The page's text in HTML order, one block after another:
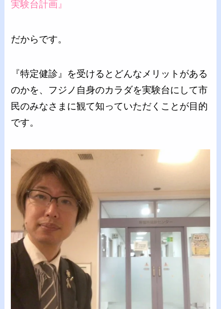
実験台計画』
だからです。
『特定健診』を受けるとどんなメリットがある
のかを、フジノ自身のカラダを実験台にして市
民のみなさまに観て知っていただくことが目的
です。